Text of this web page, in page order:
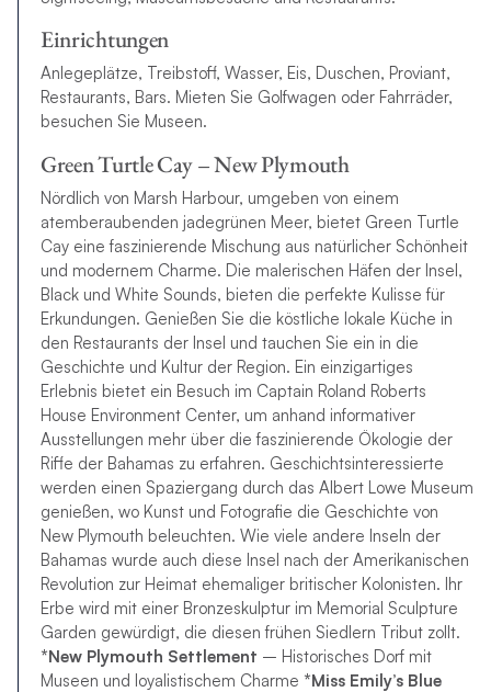
Einrichtungen
Anlegeplätze, Treibstoff, Wasser, Eis, Duschen, Proviant,
Restaurants, Bars. Mieten Sie Golfwagen oder Fahrräder,
besuchen Sie Museen.
Green Turtle Cay – New Plymouth
Nördlich von Marsh Harbour, umgeben von einem
atemberaubenden jadegrünen Meer, bietet Green Turtle
Cay eine faszinierende Mischung aus natürlicher Schönheit
und modernem Charme. Die malerischen Häfen der Insel,
Black und White Sounds, bieten die perfekte Kulisse für
Erkundungen. Genießen Sie die köstliche lokale Küche in
den Restaurants der Insel und tauchen Sie ein in die
Geschichte und Kultur der Region. Ein einzigartiges
Erlebnis bietet ein Besuch im Captain Roland Roberts
House Environment Center, um anhand informativer
Ausstellungen mehr über die faszinierende Ökologie der
Riffe der Bahamas zu erfahren. Geschichtsinteressierte
werden einen Spaziergang durch das Albert Lowe Museum
genießen, wo Kunst und Fotografie die Geschichte von
New Plymouth beleuchten. Wie viele andere Inseln der
Bahamas wurde auch diese Insel nach der Amerikanischen
Revolution zur Heimat ehemaliger britischer Kolonisten. Ihr
Erbe wird mit einer Bronzeskulptur im Memorial Sculpture
Garden gewürdigt, die diesen frühen Siedlern Tribut zollt.
*New Plymouth Settlement – ​​Historisches Dorf mit
Museen und loyalistischem Charme *Miss Emily’s Blue